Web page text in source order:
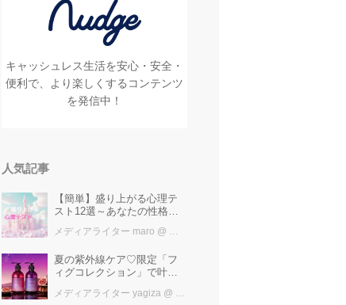
キャッシュレス生活を安心・安全・
便利で、より楽しくするコンテンツ
を発信中！
人気記事
【簡単】盛り上がる心理テ
スト12選～あなたの性格を
メディアライター maro @ カワコレメディア編集部
夏の紫外線ケア♡限定「フ
ィグコレクション」で叶え
メディアライター yagiza @ カワコレメディア編集部